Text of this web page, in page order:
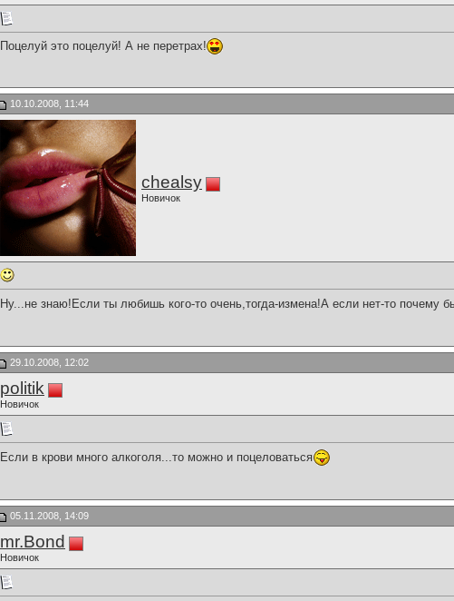
Поцелуй это поцелуй! А не перетрах!
10.10.2008, 11:44
chealsy
Новичок
Ну...не знаю!Если ты любишь кого-то очень,тогда-измена!А если нет-то почему
29.10.2008, 12:02
politik
Новичок
Если в крови много алкоголя...то можно и поцеловаться
05.11.2008, 14:09
mr.Bond
Новичок